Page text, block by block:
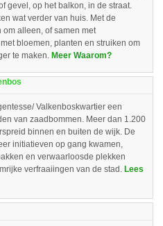
gevel, op het balkon, in de straat.
wat verder van huis. Met de
alleen, of samen met
bloemen, planten en struiken om
te maken. Meer Waarom?
Valkenboskwartier een
van zaadbommen. Meer dan 1.200
binnen en buiten de wijk. De
initiatieven op gang kwamen,
en verwaarloosde plekken
verfraaiingen van de stad. Lees